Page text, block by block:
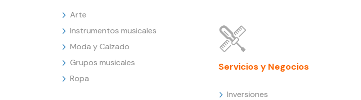
Arte
Instrumentos musicales
Moda y Calzado
Grupos musicales
Ropa
Servicios y Negocios
Inversiones